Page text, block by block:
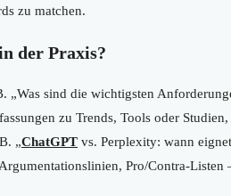
zu matchen.
der Praxis?
„Was sind die wichtigsten
zu Trends, Tools oder
„ChatGPT vs. Perplexity: wann
Pro/Contra-Listen